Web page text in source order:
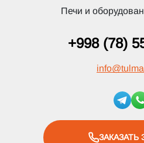
Печи и
+998 (78)
info@
ЗАКАЗАТЬ